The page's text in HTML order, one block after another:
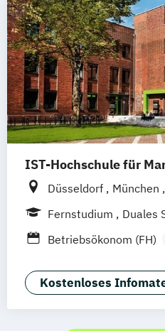
IST-Hochschule für
Düsseldorf München
Weil am Rhein
Fernstudium
Duales
Fernlehrgang
Betriebsökonom (FH)
Business
Kostenloses